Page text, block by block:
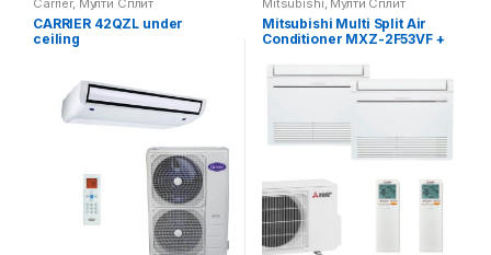
Carrier, Мулти Сплит
CARRIER 42QZL under
ceiling
Mitsubishi, Мулти Сплит
Mitsubishi Multi Split Air
Conditioner MXZ-2F53VF +